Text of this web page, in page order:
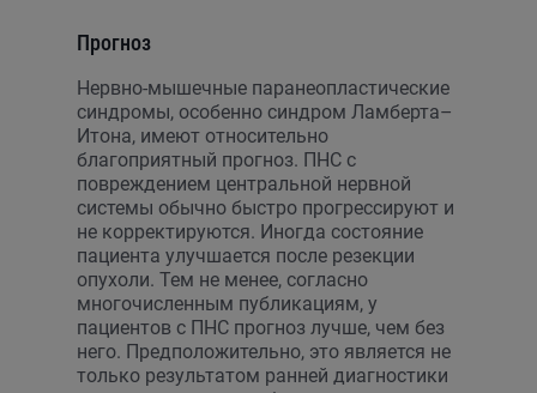
Прогноз
Нервно-мышечные паранеопластические
синдромы, особенно синдром Ламберта–
Итона, имеют относительно
благоприятный прогноз. ПНС с
повреждением центральной нервной
системы обычно быстро прогрессируют и
не корректируются. Иногда состояние
пациента улучшается после резекции
опухоли. Тем не менее, согласно
многочисленным публикациям, у
пациентов с ПНС прогноз лучше, чем без
него. Предположительно, это является не
только результатом ранней диагностики